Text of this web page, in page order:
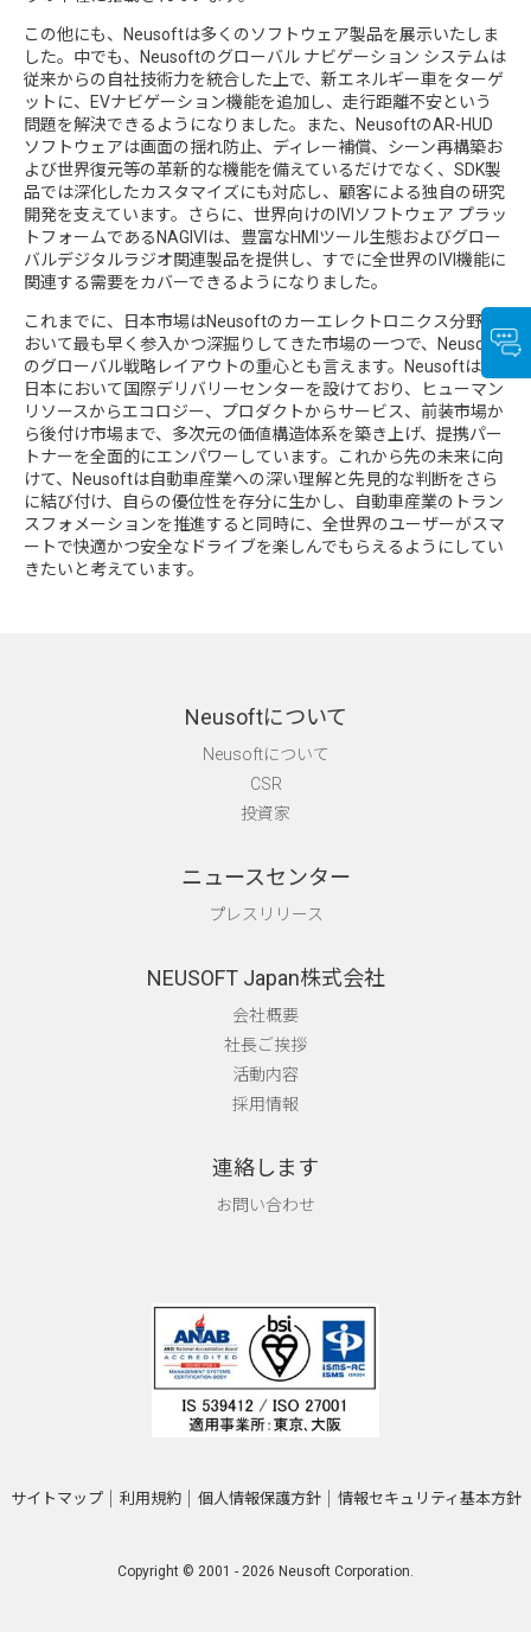
この他にも、Neusoftは多くのソフトウェア製品を展示いたしま
した。中でも、Neusoftのグローバル ナビゲーション システムは
従来からの自社技術力を統合した上で、新エネルギー車をターゲ
ットに、EVナビゲーション機能を追加し、走行距離不安という
問題を解決できるようになりました。また、NeusoftのAR-HUD
ソフトウェアは画面の揺れ防止、ディレー補償、シーン再構築お
よび世界復元等の革新的な機能を備えているだけでなく、SDK製
品では深化したカスタマイズにも対応し、顧客による独自の研究
開発を支えています。さらに、世界向けのIVIソフトウェア プラッ
トフォームであるNAGIVIは、豊富なHMIツール生態およびグロー
バルデジタルラジオ関連製品を提供し、すでに全世界のIVI機能に
関連する需要をカバーできるようになりました。
これまでに、日本市場はNeusoftのカーエレクトロニクス分野に
おいて最も早く参入かつ深掘りしてきた市場の一つで、Neusoft
のグローバル戦略レイアウトの重心とも言えます。Neusoftは、
日本において国際デリバリーセンターを設けており、ヒューマン
リソースからエコロジー、プロダクトからサービス、前装市場か
ら後付け市場まで、多次元の価値構造体系を築き上げ、提携パー
トナーを全面的にエンパワーしています。これから先の未来に向
けて、Neusoftは自動車産業への深い理解と先見的な判断をさら
に結び付け、自らの優位性を存分に生かし、自動車産業のトラン
スフォメーションを推進すると同時に、全世界のユーザーがスマ
ートで快適かつ安全なドライブを楽しんでもらえるようにしてい
きたいと考えています。
Neusoftについて
Neusoftについて
CSR
投資家
ニュースセンター
プレスリリース
NEUSOFT Japan株式会社
会社概要
社長ご挨拶
活動内容
採用情報
連絡します
お問い合わせ
サイトマップ 利用規約 個人情報保護方針 情報セキュリティ基本方針
Copyright © 2001 - 2026 Neusoft Corporation.